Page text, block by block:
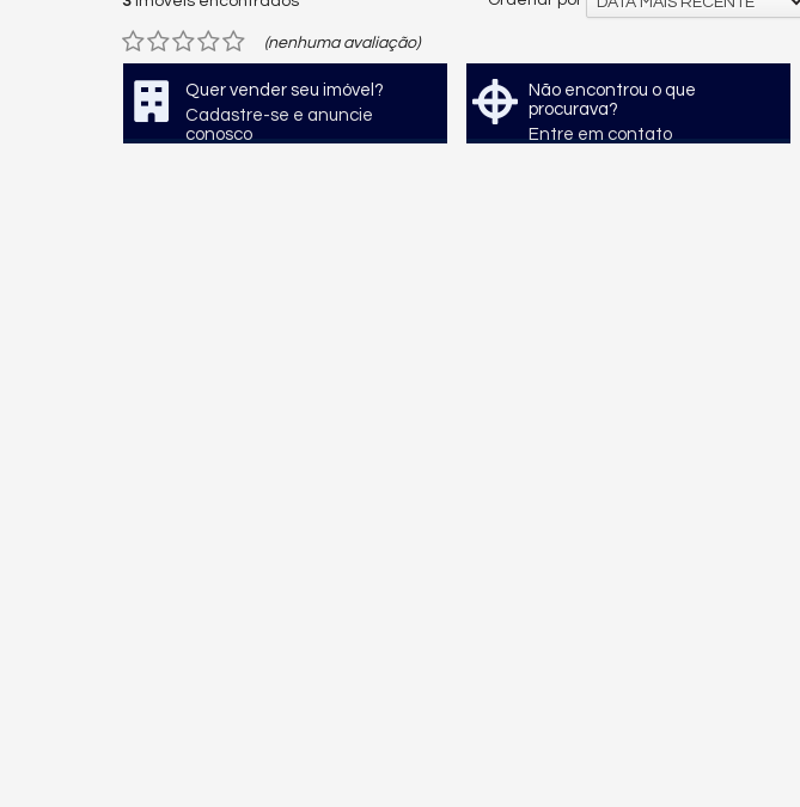
(nenhuma avaliação)
Quer vender seu imóvel?
Cadastre-se e anuncie
conosco
Não encontrou o que
procurava?
Entre em contato